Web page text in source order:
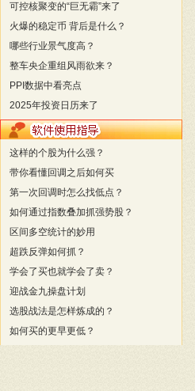
可控核聚变的“巨无霸”来了
火爆的稳定币 背后是什么？
哪些行业景气度高？
整车央企重组风雨欲来？
PPI数据中看亮点
2025年投资日历来了
这样的个股为什么强？
带你看懂回调之后如何买
第一次回调时怎么找低点？
如何通过指数叠加抓强势股？
区间多空统计的妙用
超跌反弹如何抓？
学会了买也就学会了卖？
迎战金九操盘计划
选股战法是怎样炼成的？
如何买的更早更低？